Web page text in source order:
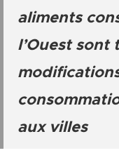
aliments
l’Ouest sont
aux villes